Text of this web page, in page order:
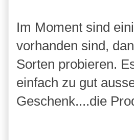
Im Moment sind
vorhanden sind,
Sorten probieren.
einfach zu gut
Geschenk....die